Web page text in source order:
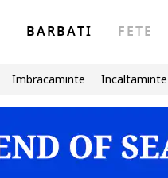
BARBATI FETE
Imbracaminte Incaltaminte